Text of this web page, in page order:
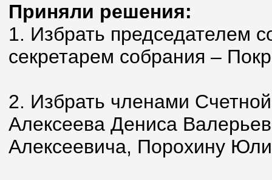
Приняли решения:
1. Избрать председателем
секретарем собрания –
2. Избрать членами
Алексеева Дениса
Алексеевича, Порохину